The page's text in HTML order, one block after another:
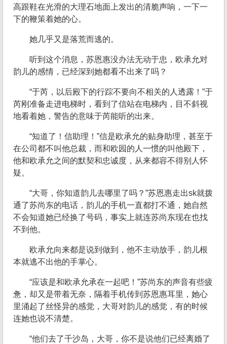
高跟鞋在光滑的大理石地面上发出的清脆声响，一下一
下的鞭策着她的心。
她几乎又是落荒而逃的。
听到这个消息，苏恩惠没办法无动于忠，欧承允对
韵儿的感情，已经深到她都看不出来了吗？
“于芮，以后殿下的行踪不要向不相关的人透露！”于
芮刚准备走进电梯时，看到了信站在电梯内，目不斜视
地看着她，警告的意味于芮能听的出来。
“知道了！信助理！”信是欧承允的贴身助理，甚至于
在公司都不叫他总裁，而和欧园的人一惯的叫他殿下，
他和欧承允之间的默契和忠诚度，从来都容不得别人怀
疑。
“大哥，你知道韵儿去哪里了吗？”苏恩惠走出sk就拨
通了苏尚东的电话，韵儿的手机一直都打不通，她自然
不会知道她已经换了号码，事实上就连苏尚东现在也找
不到他。
欧承允向来都是说到做到，他不主动放手，韵儿根
本就逃不出他的手掌心。
“应该是和欧承允承在一起吧！”苏尚东的声音有些疲
惫，却又是带着无奈，隔着手机传到苏恩惠耳里，她心
里涌起了丝怪异的感觉，大哥对韵儿的感觉，有的时候
连她也说不清楚。
“他们去了千沙岛，大哥，你不是说他们已经离婚了